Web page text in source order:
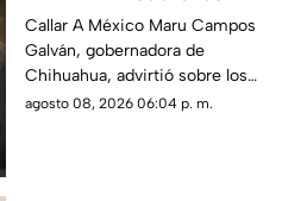
RIESGOS de los nuevos
lineamientos
propuestos por el
Gobierno
Callar A México Maru Campos
Galván, gobernadora de
Chihuahua, advirtió sobre los
riesgos que podrían
agosto 08, 2026 06:04 p. m.